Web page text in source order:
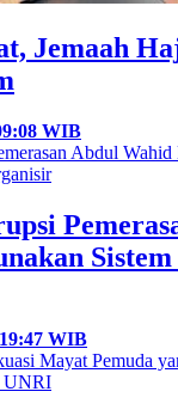
Jemaah
WIB
WIB